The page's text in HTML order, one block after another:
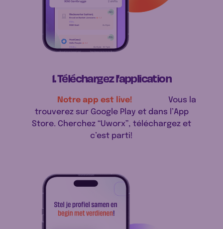
1. Téléchargez l’application
Notre app est live! Vous la
trouverez sur Google Play et dans l’App
Store. Cherchez “Uworx”, téléchargez et
c’est parti!